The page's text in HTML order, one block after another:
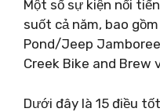
Một số sự kiện nổi
suốt cả năm, bao
Pond/Jeep
Creek Bike and Brew
Dưới đây là 15 điều